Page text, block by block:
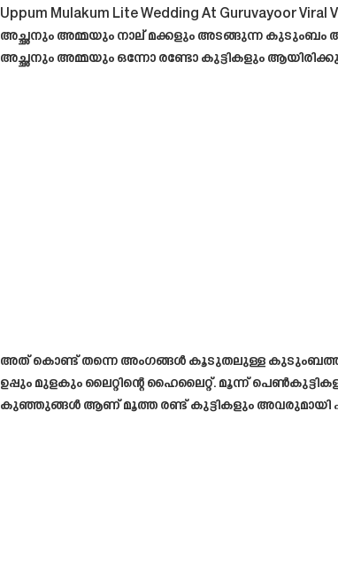
Uppum Mulakum Lite Wedding At Guruvayoor
അച്ഛനും അമ്മയും നാല് മക്കളും അടങ്ങുന്ന
അച്ഛനും അമ്മയും ഒന്നോ രണ്ടോ കുട്ടികളും
അത് കൊണ്ട് തന്നെ അംഗങ്ങൾ കൂടുതലുള്ള
ഉപ്പും മുളകും ലൈറ്റിന്റെ ഹൈലൈറ്റ്. മൂന്ന്
കുഞ്ഞുങ്ങൾ ആണ് മൂത്ത രണ്ട് കുട്ടികളും അവരുമായി